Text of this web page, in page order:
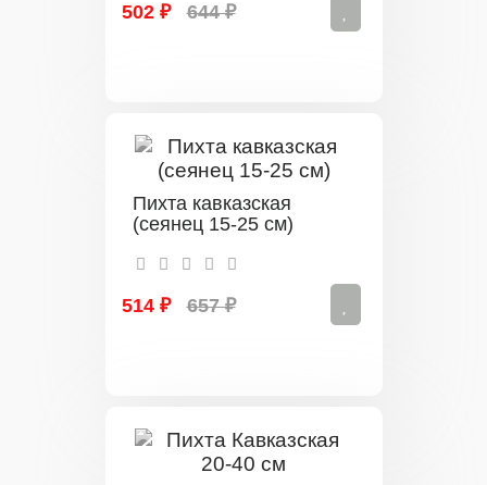
502 ₽ 644 ₽
Пихта кавказская
(сеянец 15-25 см)
514 ₽ 657 ₽